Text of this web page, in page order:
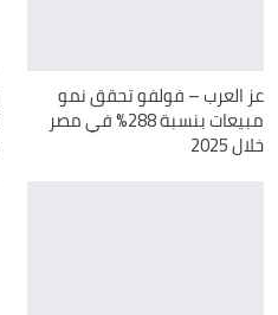
عز العرب – فولفو تحقق نمو
مبيعات بنسبة 288% في مصر
خلال 2025